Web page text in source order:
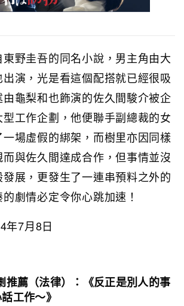
野圭吾的同名小說，男主角由大
演，光是看這個配搭就已經很吸
龜梨和也飾演的佐久間駿介被企
工作企劃，他便聯手副總裁的女
場虛假的綁架，而樹里亦因同樣
與佐久間達成合作，但事情並沒
展，更發生了一連串預料之外的
劇情必定令你心跳加速！
年7月8日
推薦（法律）：《反正是別人的事
工作～》